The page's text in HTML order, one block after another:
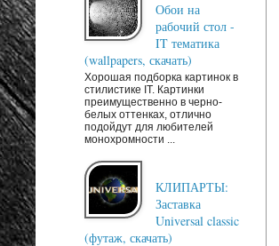
Обои на
рабочий стол -
IT тематика
(wallpapers, скачать)
Хорошая подборка картинок в
стилистике IT. Картинки
преимущественно в черно-
белых оттенках, отлично
подойдут для любителей
монохромности ...
КЛИПАРТЫ:
Заставка
Universal classic
(футаж, скачать)